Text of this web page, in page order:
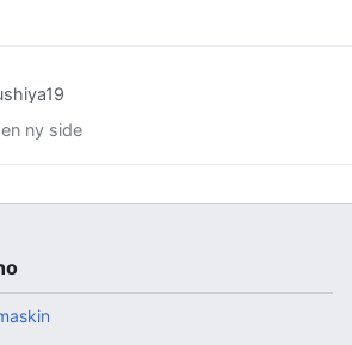
ny side